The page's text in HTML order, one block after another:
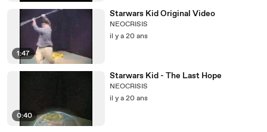
1:47
Starwars Kid Original Video
NEOCRISIS
il y a 20 ans
0:40
Starwars Kid - The Last Hope
NEOCRISIS
il y a 20 ans